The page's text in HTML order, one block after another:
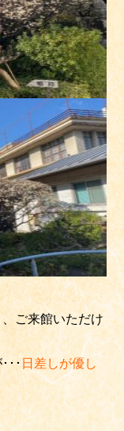
ご来館いただけ
･･日差しが優し